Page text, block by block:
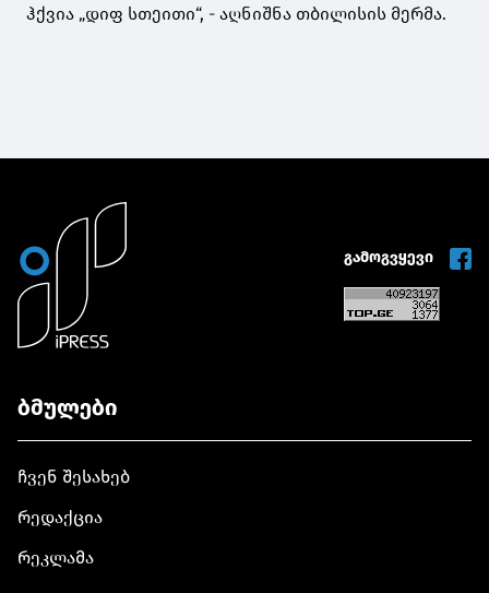
ჰქვია „დიფ სთეითი“, - აღნიშნა თბილისის მერმა.
გამოგვყევი
ბმულები
ჩვენ შესახებ
რედაქცია
რეკლამა